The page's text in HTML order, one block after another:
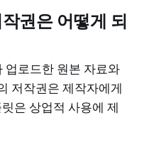
권은 어떻게 되
업로드한 원본 자료와
저작권은 제작자에게
은 상업적 사용에 제